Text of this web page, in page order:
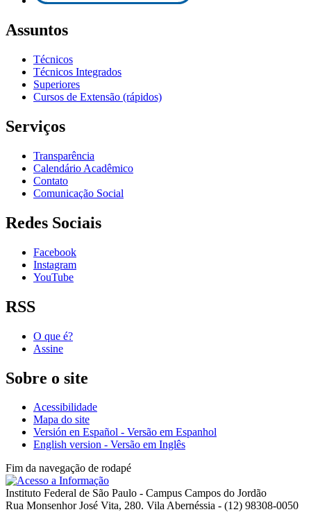
Assuntos
Técnicos
Técnicos Integrados
Superiores
Cursos de Extensão (rápidos)
Serviços
Transparência
Calendário Acadêmico
Contato
Comunicação Social
Redes Sociais
Facebook
Instagram
YouTube
RSS
O que é?
Assine
Sobre o site
Acessibilidade
Mapa do site
Versión en Español - Versão em Espanhol
English version - Versão em Inglês
Fim da navegação de rodapé
Instituto Federal de São Paulo - Campus Campos do Jordão
Rua Monsenhor José Vita, 280. Vila Abernéssia - (12) 98308-0050